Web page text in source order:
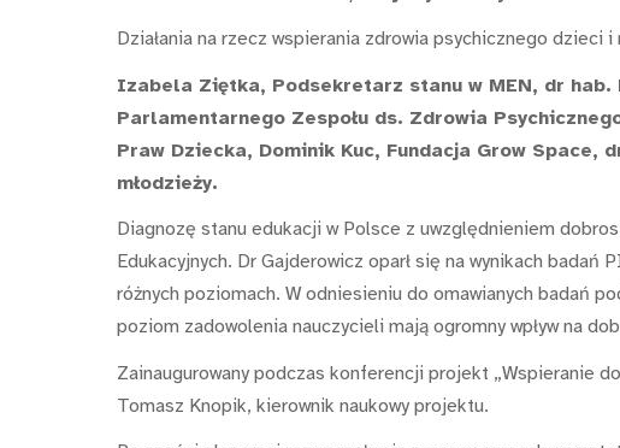
Działania na rzecz wspierania zdrowia psychicznego dzieci i
Izabela Ziętka, Podsekretarz stanu w MEN, dr
Parlamentarnego Zespołu ds. Zdrowia
Praw Dziecka, Dominik Kuc, Fundacja Grow
młodzieży.
Diagnozę stanu edukacji w Polsce z uwzględnieniem
Edukacyjnych. Dr Gajderowicz oparł się na wynikach
różnych poziomach. W odniesieniu do omawianych badań
poziom zadowolenia nauczycieli mają ogromny wpływ na
Zainaugurowany podczas konferencji projekt „Wspieranie
Tomasz Knopik, kierownik naukowy projektu.